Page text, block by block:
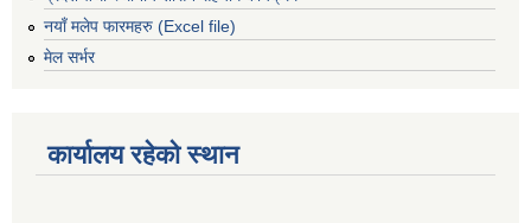
नयाँ मलेप फारमहरु (Excel file)
मेल सर्भर
कार्यालय रहेको स्थान